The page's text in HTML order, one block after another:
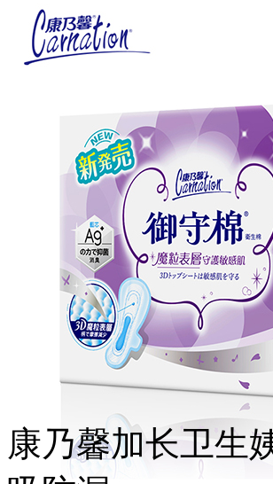
康乃馨加长卫生